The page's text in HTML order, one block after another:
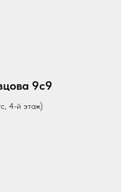
9c9
4-й этаж)